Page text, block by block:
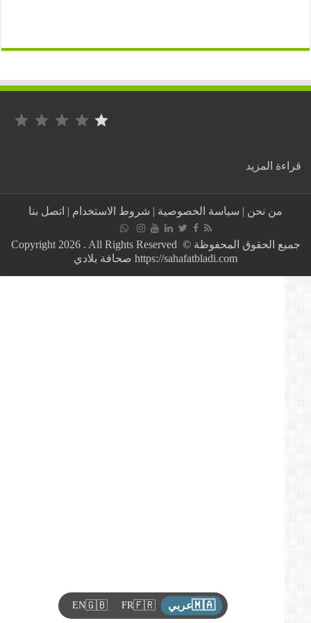
المزيد :
انتخابات
بالجزائر
والسبب!
من نحن| سياسة الخصوصية|شروط الاستخدام|اتصل بنا
جميع الحقوق المحفوظة © Copyright 2026 . All Rights Reserved
https://sahafatbladi.com صحافة بلادي
🇲🇦 عربي 🇫🇷
FR
🇬🇧
EN